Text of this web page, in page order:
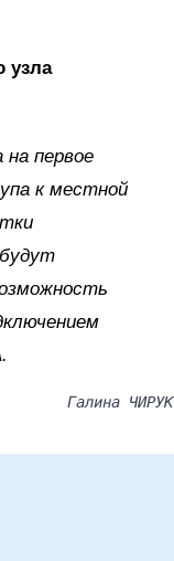
узла
первое
к местной
Галина ЧИРУК